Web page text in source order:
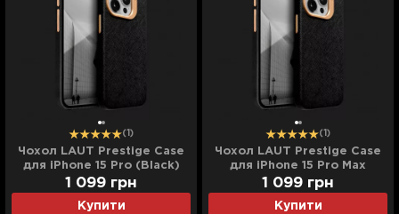
(1)
Чохол LAUT Prestige Case
для iPhone 15 Pro (Black)
Купити
1 099 грн
(1)
Чохол LAUT Prestige Case
для iPhone 15 Pro Max
(Black)
Купити
1 099 грн